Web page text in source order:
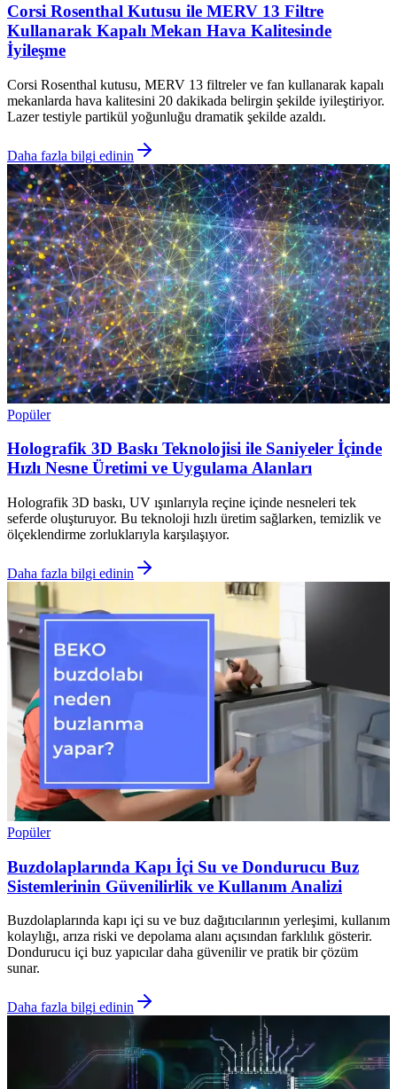
Corsi Rosenthal Kutusu ile MERV 13 Filtre
Kullanarak Kapalı Mekan Hava Kalitesinde
İyileşme
Corsi Rosenthal kutusu, MERV 13 filtreler ve fan kullanarak kapalı
mekanlarda hava kalitesini 20 dakikada belirgin şekilde iyileştiriyor.
Lazer testiyle partikül yoğunluğu dramatik şekilde azaldı.
Daha fazla bilgi edinin
Popüler
Holografik 3D Baskı Teknolojisi ile Saniyeler İçinde
Hızlı Nesne Üretimi ve Uygulama Alanları
Holografik 3D baskı, UV ışınlarıyla reçine içinde nesneleri tek
seferde oluşturuyor. Bu teknoloji hızlı üretim sağlarken, temizlik ve
ölçeklendirme zorluklarıyla karşılaşıyor.
Daha fazla bilgi edinin
Popüler
Buzdolaplarında Kapı İçi Su ve Dondurucu Buz
Sistemlerinin Güvenilirlik ve Kullanım Analizi
Buzdolaplarında kapı içi su ve buz dağıtıcılarının yerleşimi, kullanım
kolaylığı, arıza riski ve depolama alanı açısından farklılık gösterir.
Dondurucu içi buz yapıcılar daha güvenilir ve pratik bir çözüm
sunar.
Daha fazla bilgi edinin